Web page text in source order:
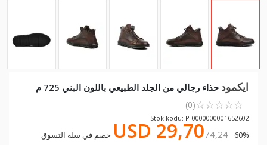
ايكمود حذاء رجالي من الجلد الطبيعي باللون البني 725 م
☆
☆
☆
☆
☆ ★
★
★
★
★
(0)
Stok kodu: P-0000000001652602
USD 29,7074,24 60% خصم في سلة التسوق